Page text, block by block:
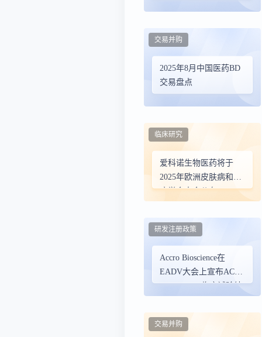
2025年8月中国医药BD
交易盘点
交易并购
爱科诺生物医药将于
2025年欧洲皮肤病和性
病学会大会公布AC-201
的II期临床试验数据
临床研究
Accro Bioscience在
EADV大会上宣布AC-
201 Phase II临床试验结
研发注册政策
交易并购